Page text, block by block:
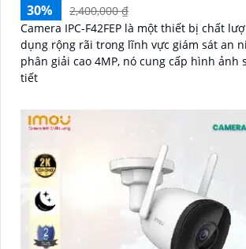
30%
2,400,000 ₫
Camera IPC-F42FEP là một thiết bị chất
dụng rộng rãi trong lĩnh vực giám sát an ninh.
phân giải cao 4MP, nó cung cấp hình ảnh
tiết